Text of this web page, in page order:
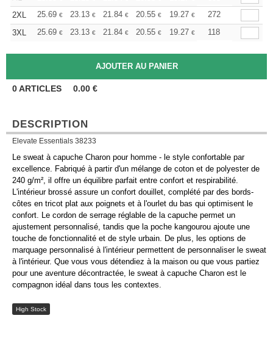
2XL
25.69 € 23.13 € 21.84 € 20.55 € 19.27 € 17.98
272
3XL
25.69 € 23.13 € 21.84 € 20.55 € 19.27 € 17.98
118
0ARTICLES 0.00 €
DESCRIPTION
Elevate Essentials 38233
Le sweat à capuche Charon pour homme - le style confortable par
excellence. Fabriqué à partir d'un mélange de coton et de polyester de
240 g/m², il offre un équilibre parfait entre confort et respirabilité.
L'intérieur brossé assure un confort douillet, complété par des bords-
côtes en tricot plat aux poignets et à l'ourlet du bas qui optimisent le
confort. Le cordon de serrage réglable de la capuche permet un
ajustement personnalisé, tandis que la poche kangourou ajoute une
touche de fonctionnalité et de style urbain. De plus, les options de
marquage personnalisé à l'intérieur permettent de personnaliser le sweat
à l'intérieur. Que vous vous détendiez à la maison ou que vous partiez
pour une aventure décontractée, le sweat à capuche Charon est le
compagnon idéal dans tous les contextes.
High Stock